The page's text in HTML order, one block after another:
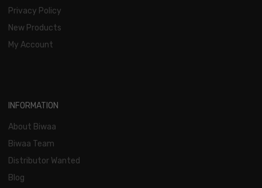
Privacy Policy
New Products
My Account
INFORMATION
About Biwaa
Biwaa Team
Distributor Wanted
Blog